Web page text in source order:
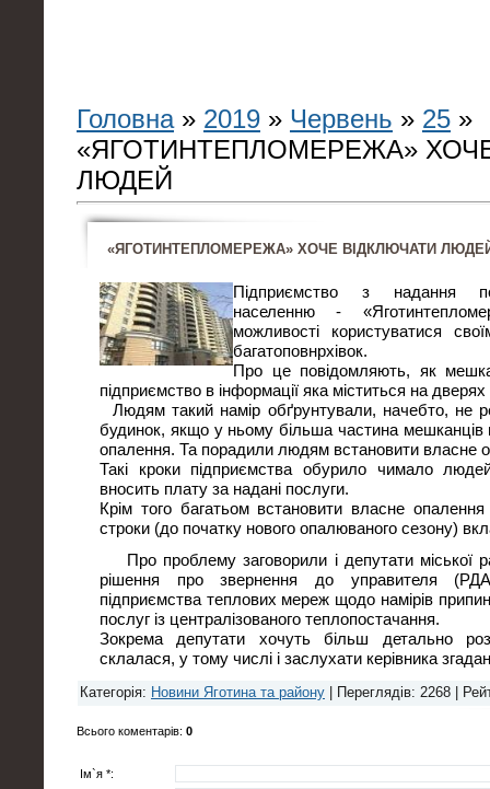
Головна» 2019 » Червень » 25 »
«ЯГОТИНТЕПЛОМЕРЕЖА»
ЛЮДЕЙ
«ЯГОТИНТЕПЛОМЕРЕЖА» ХОЧЕ ВІДКЛЮЧАТИ
Підприємство з надання
населенню -
можливості користуватися
багатоповнрхівок.
Про це повідомляють, як
підприємство в інформації яка міститься на дверях
Людям такий намір обґрунтували, начебто, не
будинок, якщо у ньому більша частина мешканців
опалення. Та порадили людям встановити власне
Такі кроки підприємства обурило чимало
вносить плату за надані послуги.
Крім того багатьом встановити власне
строки (до початку нового опалюваного сезону)
Про проблему заговорили і депутати міської
рішення про звернення до управителя
підприємства теплових мереж щодо намірів
послуг із централізованого теплопостачання.
Зокрема депутати хочуть більш детально
склалася, у тому числі і заслухати керівника
Категорія: Новини Яготина та району Переглядів: 2268 |
Всього коментарів: 0
Ім`я *: